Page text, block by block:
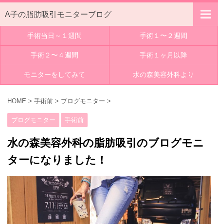
A子の脂肪吸引モニターブログ
手術当日～１週間 手術１〜２週間
手術２〜４週間 手術１ヶ月以降
モニターをしてみて 水の森美容外科より
HOME > 手術前 > ブログモニター >
ブログモニター 手術前
水の森美容外科の脂肪吸引のブログモニ
ターになりました！